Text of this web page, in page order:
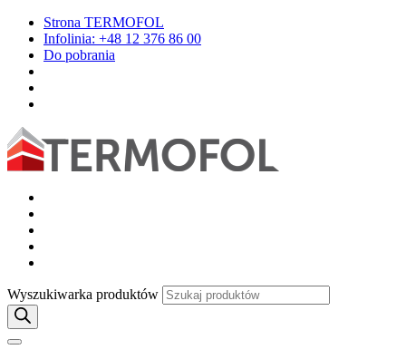
Strona TERMOFOL
Infolinia: +48 12 376 86 00
Do pobrania
Wyszukiwarka produktów